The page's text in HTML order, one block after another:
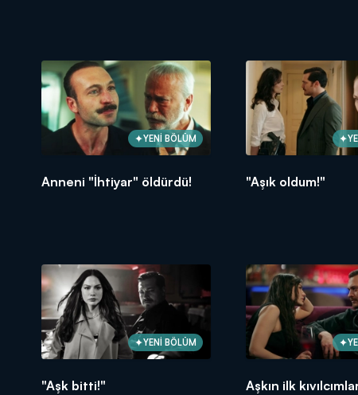
YENİ BÖLÜM
Anneni "İhtiyar" öldürdü! "Aşık oldum!"
YENİ BÖLÜM
"Aşk bitti!" Aşkın ilk